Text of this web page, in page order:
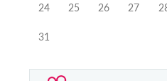
24 25 26 27
31